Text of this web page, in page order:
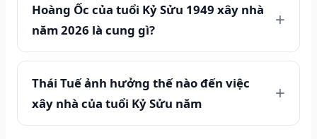
Hoàng Ốc của tuổi Kỷ Sửu 1949 xây nhà
năm 2026 là cung gì?
Thái Tuế ảnh hưởng thế nào đến việc
xây nhà của tuổi Kỷ Sửu năm